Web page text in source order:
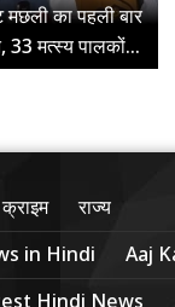
मछली का पहली बार
33 मत्स्य पालकों...
क्राइम राज्य
in Hindi Aaj
Hindi News